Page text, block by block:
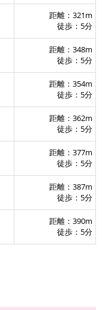
距離：321m
徒歩：5分
距離：348m
徒歩：5分
距離：354m
徒歩：5分
距離：362m
徒歩：5分
距離：377m
徒歩：5分
距離：387m
徒歩：5分
距離：390m
徒歩：5分